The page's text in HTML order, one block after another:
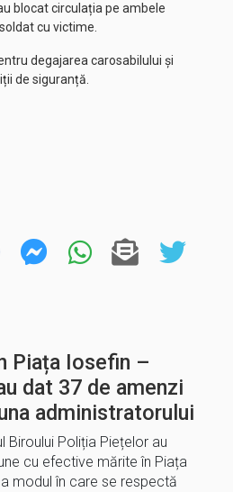
blocat circulația pe ambele
cu victime.
degajarea carosabilului și
de siguranță.
Piața Iosefin –
dat 37 de amenzi
administratorului
Biroului Poliția Piețelor au
cu efective mărite în Piața
modul în care se respectă